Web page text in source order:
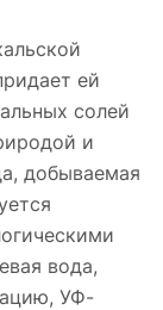
ей
солей
и
добываемая
вода,
УФ-